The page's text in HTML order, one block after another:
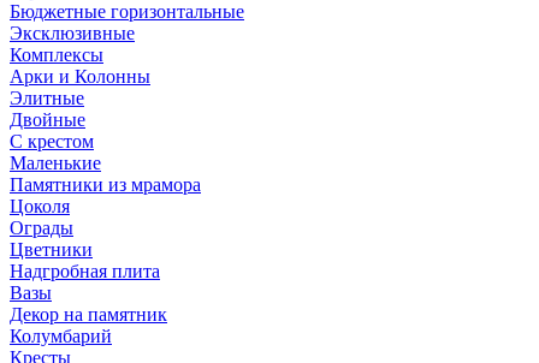
Бюджетные горизонтальные
Эксклюзивные
Комплексы
Арки и Колонны
Элитные
Двойные
С крестом
Маленькие
Памятники из мрамора
Цоколя
Ограды
Цветники
Надгробная плита
Вазы
Декор на памятник
Колумбарий
Кресты